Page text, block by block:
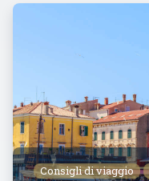
Consigli di viaggio